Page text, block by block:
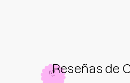
Reseñas de